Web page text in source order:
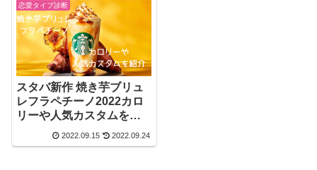
恋愛タイプ診断
スタバ新作 焼き芋ブリュ
レフラペチーノ2022カロ
リーや人気カスタムを紹
2022.09.15 2022.09.24